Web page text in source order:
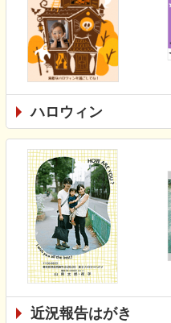
ハロウィン
近況報告はがき